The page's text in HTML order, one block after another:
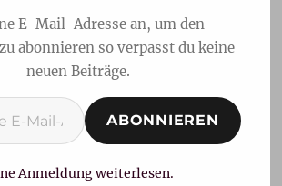
knusper
E-Mail-Adresse an, um den
abonnieren so verpasst du keine
neuen Beiträge.
ABONNIEREN
Anmeldung weiterlesen.